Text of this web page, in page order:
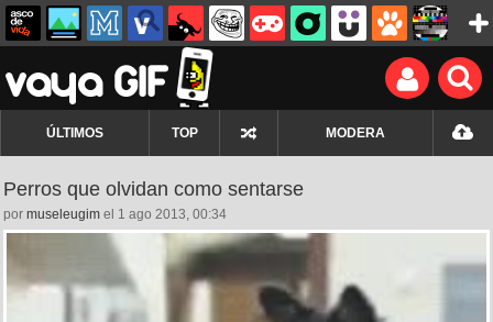
ÚLTIMOS TOP MODERA
Perros que olvidan como sentarse
por museleugim el 1 ago 2013, 00:34